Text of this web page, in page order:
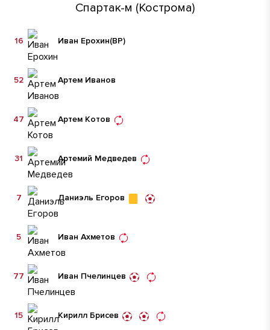
Спартак-м (Кострома)
Иван Ерохин(ВР)
16
Артем Иванов
52
Артем Котов
47
Артемий Медведев
31
Даниэль Егоров
7
Иван Ахметов
5
Иван Пчелинцев
77
Кирилл Брисев
15